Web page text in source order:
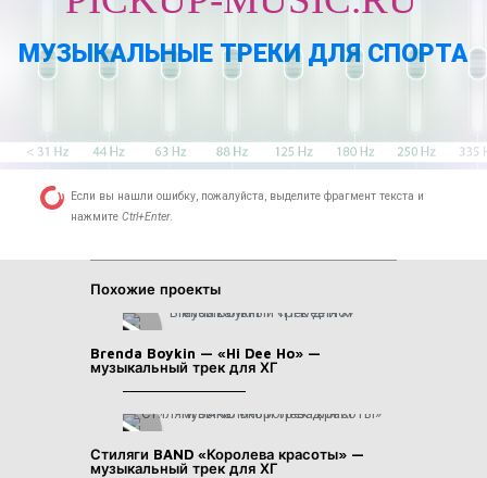
МУЗЫКАЛЬНЫЕ ТРЕКИ ДЛЯ СПОРТА
Если вы нашли ошибку, пожалуйста, выделите фрагмент текста и
нажмите Ctrl+Enter.
Похожие проекты
Brenda Boykin — «Hi Dee Ho» —
музыкальный трек для ХГ
Стиляги BAND «Королева красоты» —
музыкальный трек для ХГ